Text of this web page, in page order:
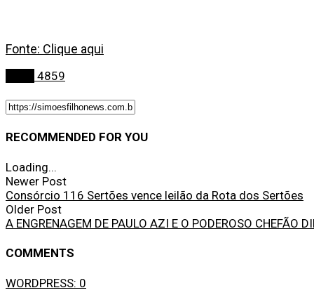
Fonte: Clique aqui
4859
RECOMMENDED FOR YOU
Loading...
Newer Post
Consórcio 116 Sertões vence leilão da Rota dos Sertões
Older Post
A ENGRENAGEM DE PAULO AZI E O PODEROSO CHEFÃO
COMMENTS
WORDPRESS: 0